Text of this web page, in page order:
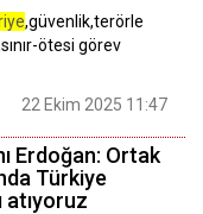
,güvenlik,terörle
ötesi görev
22 Ekim 2025 11:47
Erdoğan: Ortak
Türkiye
atıyoruz